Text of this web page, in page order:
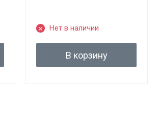
Нет в наличии
В корзину